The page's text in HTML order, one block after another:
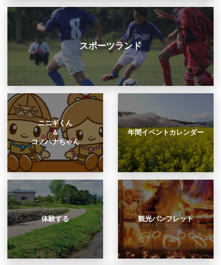
スポーツランド
ニニギくん
＆
コノハナちゃん
年間イベントカレンダー
体験する 観光パンフレット